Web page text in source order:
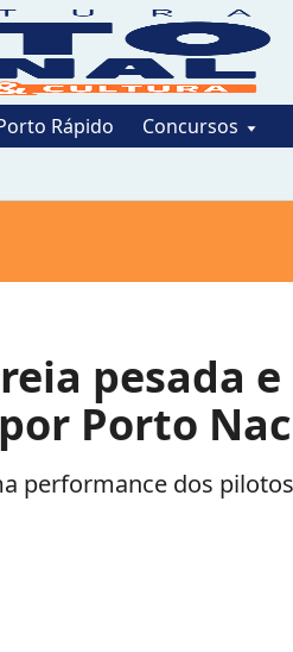
Rápido Concursos
pesada
Porto
performance dos